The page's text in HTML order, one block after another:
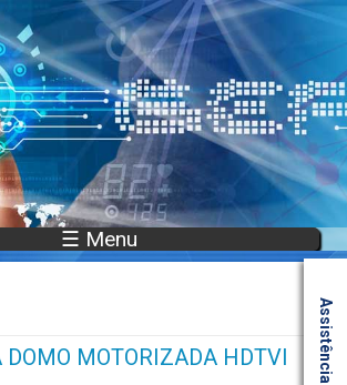
☰ Menu
Assistência
DOMO MOTORIZADA HDTVI